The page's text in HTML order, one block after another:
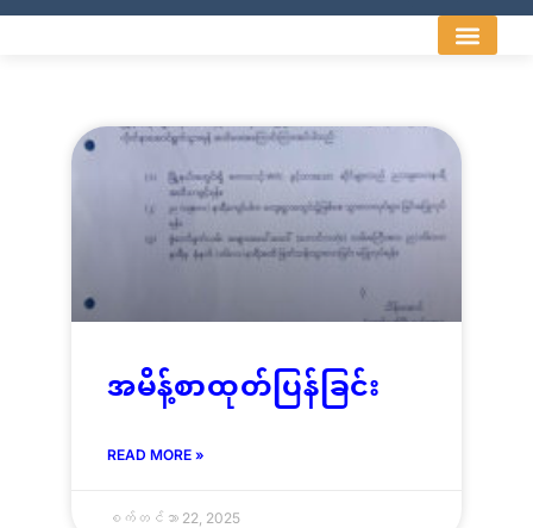
အမိန့်စာထုတ်ပြန်ခြင်း
READ MORE »
စက်တင်ဘာ 22, 2025